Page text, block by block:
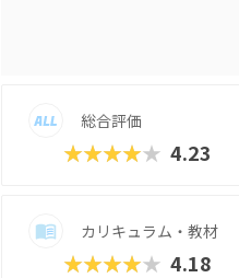
自宅でまった
総合評価
★★★★★ 4.23
カリキュラム・教材
★★★★★ 4.18